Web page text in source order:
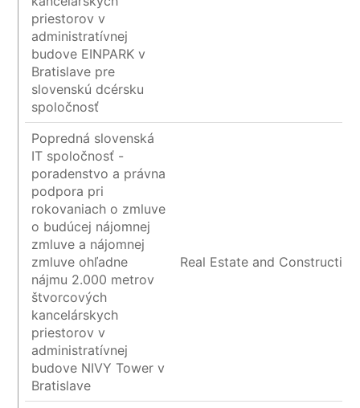
priestorov v
administratívnej
budove EINPARK v
Bratislave pre
slovenskú dcérsku
spoločnosť
Popredná slovenská
IT spoločnosť -
poradenstvo a právna
podpora pri
rokovaniach o zmluve
o budúcej nájomnej
zmluve a nájomnej
zmluve ohľadne
nájmu 2.000 metrov
štvorcových
kancelárskych
priestorov v
administratívnej
budove NIVY Tower v
Bratislave
Real Estate and Construction